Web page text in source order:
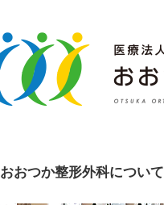
おおつか整形外科について